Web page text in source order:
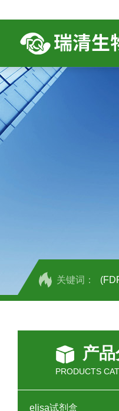
关键词：
人
人
人
产
PRODUCTS
elisa试剂盒